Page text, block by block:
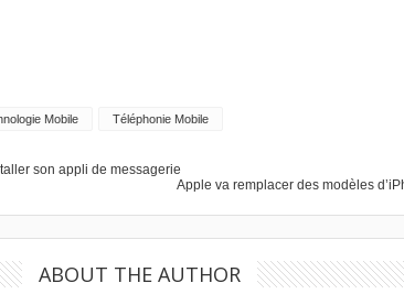
Mobile Téléphonie Mobile
son appli de messagerie
Apple va remplacer des modèles
ABOUT THE AUTHOR